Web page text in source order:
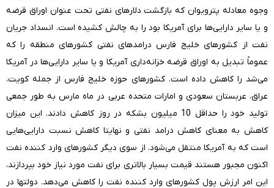
وجوه معادله پترویوان که بازگشت دلار‌های نفتی تحت عنوان اوراق قرضه
و یا سایر دارایی‌ها برای آمریکا بود را به چالش کشیده است. انسداد جریان
نفت از کشورهای خلیج فارس درامدهای نفتی کشورهای منطقه را که
عموماً تبدیل به اوراق قرضه خزانه‌داری آمریکا و یا سایر دارایی‌ها در آمریکا
می‌شد را کاهش داده است. کشورهای حوزه خلیج فارس از جمله کویت،
عراق، عربستان سعودی و امارات متحده عربی در ماه مارس به طور جمعی
تولید خود را حداقل 10 میلیون بشکه در روز کاهش دادند. این میزان
کاهش به معنای کاهش درامد نفتی و نهایتا کاهش نسبت دارایی‌هایی
است که به آمریکا منتقل می‌شود. از سوی دیگر کشورهای وارد کننده نفت
اکنون مجبور هستند قیمت بسیار بالا‌تری برای نفت مورد نیاز خود بپردازند،
این امر ارزش پول کشورهای وارد کننده نفت را کاهش می‌دهد. دولتها در